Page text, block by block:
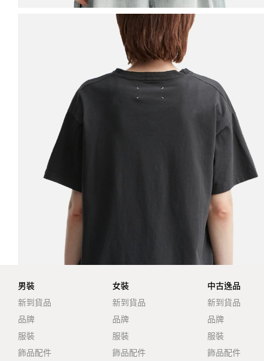
男裝
新到貨品
品牌
服裝
飾品配件
女裝
新到貨品
品牌
服裝
飾品配件
中古逸品
新到貨品
品牌
服裝
飾品配件